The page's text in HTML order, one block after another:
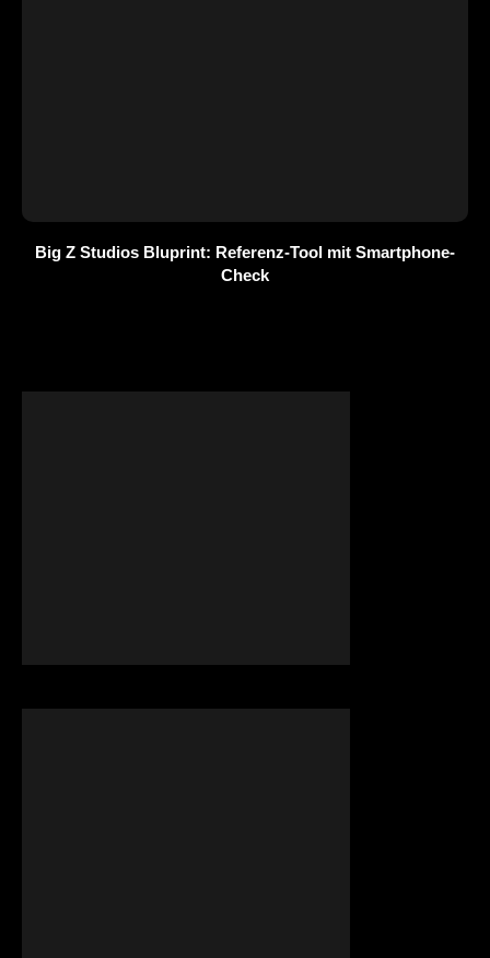
Big Z Studios Bluprint: Referenz-Tool mit Smartphone-
Check